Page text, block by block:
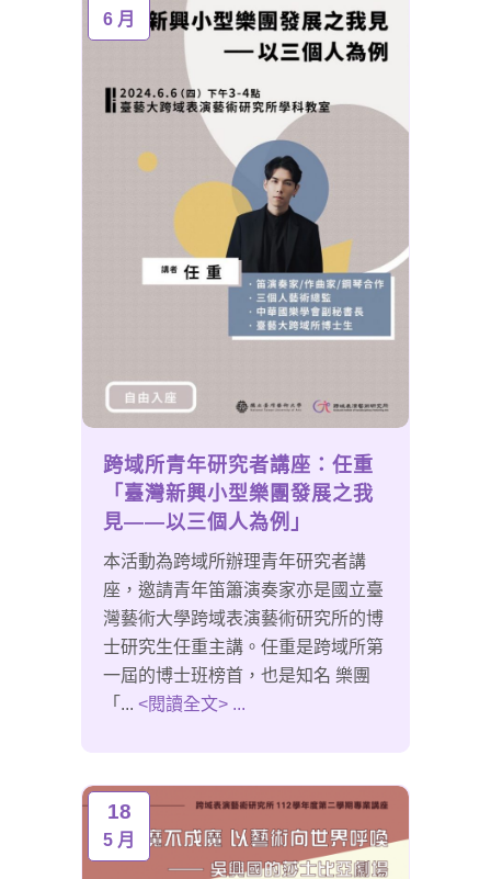
6 月
跨域所青年研究者講座：任重
「臺灣新興小型樂團發展之我
見——以三個人為例」
本活動為跨域所辦理青年研究者講
座，邀請青年笛簫演奏家亦是國立臺
灣藝術大學跨域表演藝術研究所的博
士研究生任重主講。任重是跨域所第
一屆的博士班榜首，也是知名 樂團
「... <閱讀全文> ...
18
5 月